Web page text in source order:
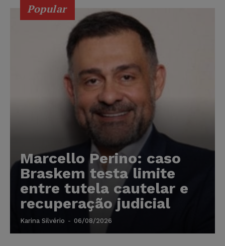
Popular
Marcello Perino: caso
Braskem testa limite
entre tutela cautelar e
recuperação judicial
Karina Silvério - 06/08/2026